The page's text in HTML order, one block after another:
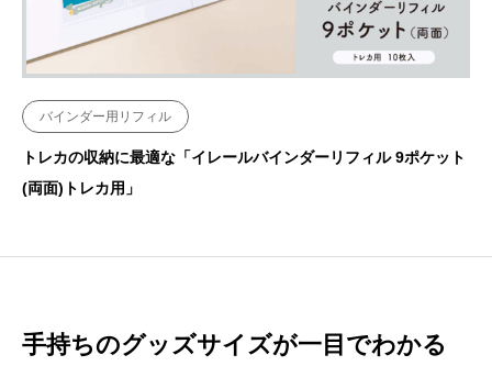
バインダー用リフィル
トレカの収納に最適な「イレールバインダーリフィル 9ポケット
(両面)トレカ用」
手持ちのグッズサイズが一目でわかる